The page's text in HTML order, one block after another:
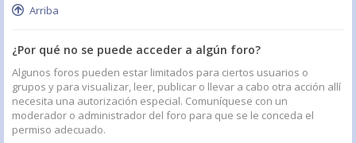
Arriba
¿Por qué no se puede acceder a algún foro?
Algunos foros pueden estar limitados para ciertos usuarios o
grupos y para visualizar, leer, publicar o llevar a cabo otra acción allí
necesita una autorización especial. Comuníquese con un
moderador o administrador del foro para que se le conceda el
permiso adecuado.